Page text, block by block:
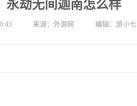
永劫无间迦南怎么样
来源：外游网 编辑：游小七